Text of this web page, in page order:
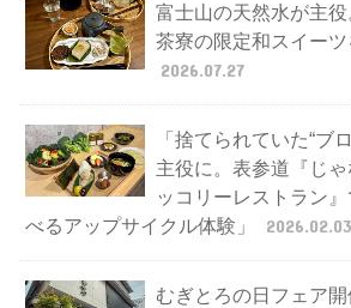
富士山の天然水が主
茶寮の限定和スイー
2026.07.27
「捨てられていた“ブ
主役に。表参道『じ
ッコリーレストラン
べるアップサイクル体験」
2026.02.03
むぎとろの日フェア